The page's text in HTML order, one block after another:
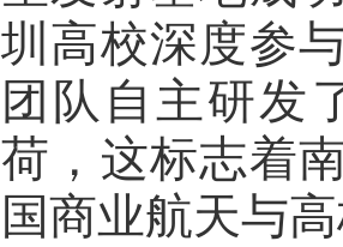
圳高校深度参
团队自主研发
荷，这标志着
国商业航天与